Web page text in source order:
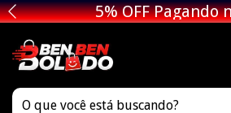
5% OFF Pagando